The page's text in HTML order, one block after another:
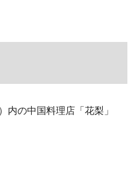
の中国料理店「花梨」